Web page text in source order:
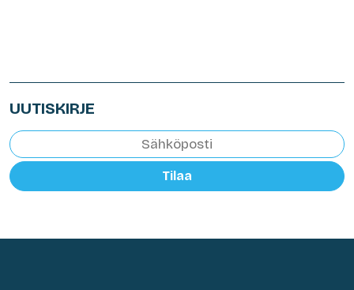
UUTISKIRJE
Tilaa